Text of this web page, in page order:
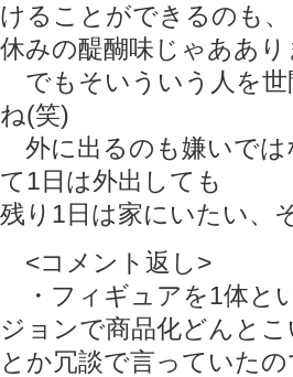
けることができるのも、
休みの醍醐味じゃああり
でもそいういう人を世
ね(笑)
外に出るのも嫌いでは
て1日は外出しても
残り1日は家にいたい、
<コメント返し>
・フィギュアを1体と
ジョンで商品化どんとこ
とか冗談で言っていた